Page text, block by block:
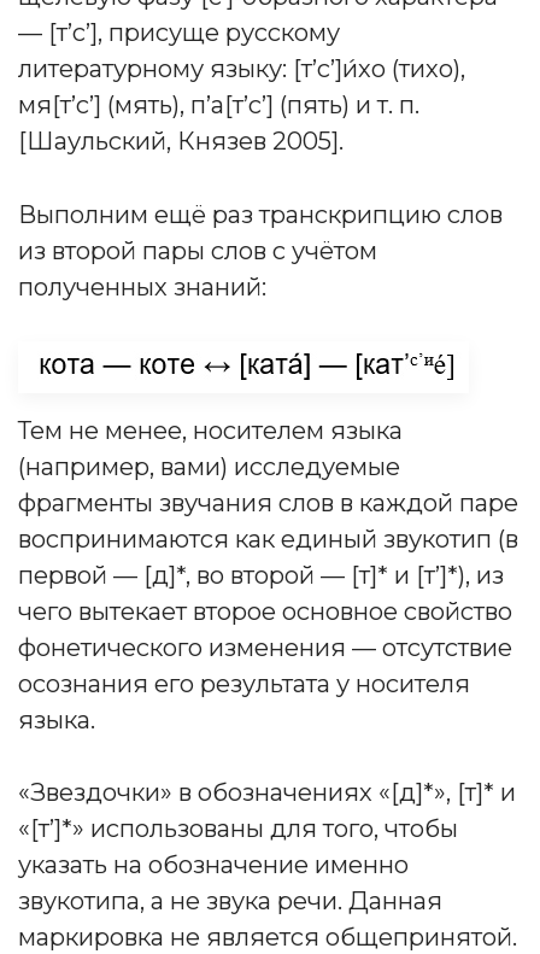
— [т’с’], присуще русскому
литературному языку: [т’с’]и́хо (тихо),
мя[т’с’] (мять), п’а[т’с’] (пять) и т. п.
[Шаульский, Князев 2005].
Выполним ещё раз транскрипцию слов
из второй пары слов с учётом
полученных знаний:
Тем не менее, носителем языка
(например, вами) исследуемые
фрагменты звучания слов в каждой паре
воспринимаются как единый звукотип (в
первой — [д]*, во второй — [т]* и [т’]*), из
чего вытекает второе основное свойство
фонетического изменения — отсутствие
осознания его результата у носителя
языка.
«Звездочки» в обозначениях «[д]*», [т]* и
«[т’]*» использованы для того, чтобы
указать на обозначение именно
звукотипа, а не звука речи. Данная
маркировка не является общепринятой.